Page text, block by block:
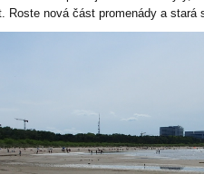
Roste nová část promenády a